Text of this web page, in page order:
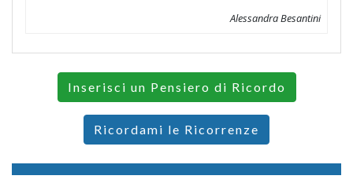
Alessandra Besantini
Inserisci un Pensiero di Ricordo
Ricordami le Ricorrenze